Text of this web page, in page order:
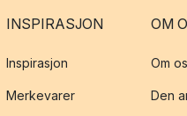
INSPIRASJON
Inspirasjon
Merkevarer
OM
Om
Den